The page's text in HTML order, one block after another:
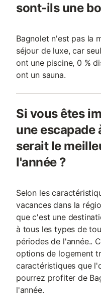
sont-ils une
Bagnolet n'est pas la
séjour de luxe, car
ont une piscine, 0 %
ont un sauna.
Si vous êtes
une escapade
serait le
l'année ?
Selon les
vacances dans la
que c'est une
à tous les types de
périodes de l'année..
options de logement
caractéristiques que
pourrez profiter de
l'année.